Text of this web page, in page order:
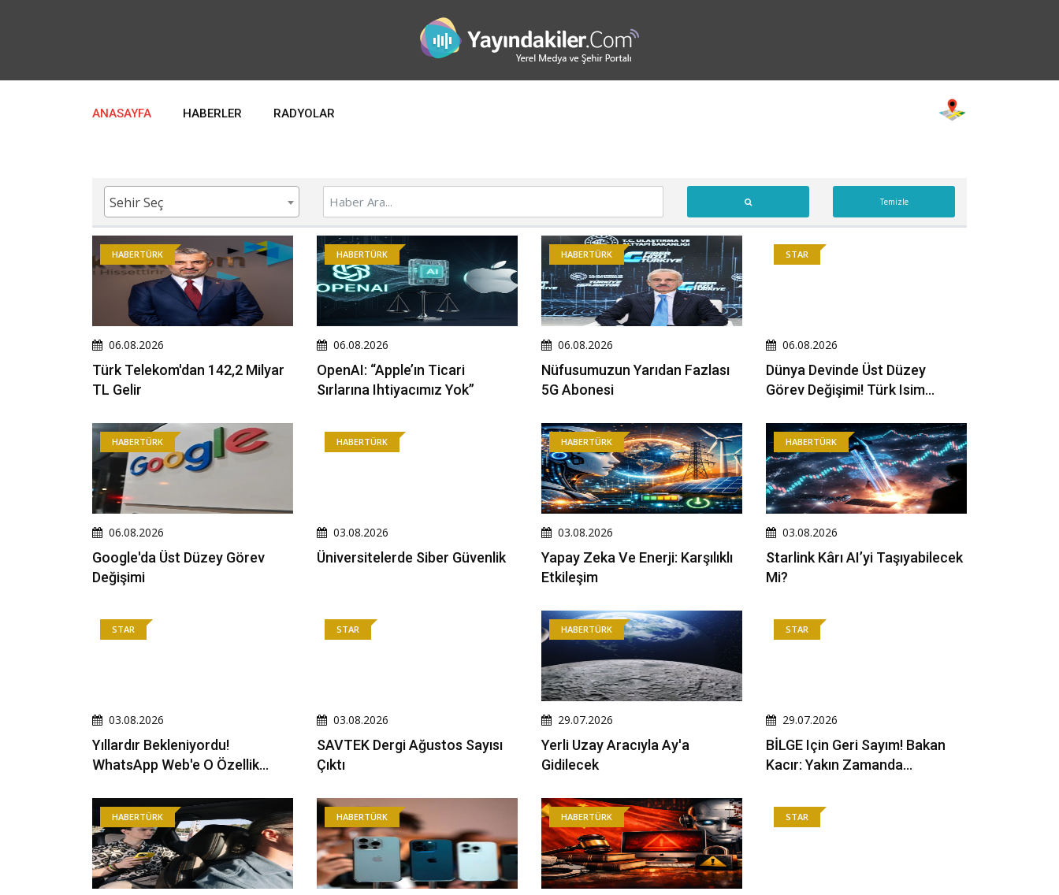
ANASAYFA HABERLER RADYOLAR
Sehir Seç Temizle
HABERTÜRK
06.08.2026
Türk Telekom'dan 142,2 Milyar
TL Gelir
HABERTÜRK
06.08.2026
OpenAI: “Apple’ın Ticari
Sırlarına Ihtiyacımız Yok”
HABERTÜRK
06.08.2026
Nüfusumuzun Yarıdan Fazlası
5G Abonesi
STAR
06.08.2026
Dünya Devinde Üst Düzey
Görev Değişimi! Türk Isim
HABERTÜRK
06.08.2026
Google'da Üst Düzey Görev
Değişimi
HABERTÜRK
03.08.2026
Üniversitelerde Siber Güvenlik
HABERTÜRK
03.08.2026
Yapay Zeka Ve Enerji: Karşılıklı
Etkileşim
HABERTÜRK
03.08.2026
Starlink Kârı AI’yi Taşıyabilecek
Mi?
STAR
03.08.2026
Yıllardır Bekleniyordu!
WhatsApp Web'e O Özellik
STAR
03.08.2026
SAVTEK Dergi Ağustos Sayısı
Çıktı
HABERTÜRK
29.07.2026
Yerli Uzay Aracıyla Ay'a
Gidilecek
STAR
29.07.2026
BİLGE Için Geri Sayım! Bakan
Kacır: Yakın Zamanda
HABERTÜRK HABERTÜRK HABERTÜRK STAR